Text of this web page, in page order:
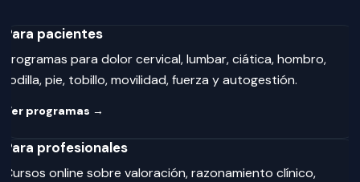
Para pacientes
Programas para dolor cervical, lumbar, ciática, hombro,
rodilla, pie, tobillo, movilidad, fuerza y autogestión.
Ver programas →
Para profesionales
Cursos online sobre valoración, razonamiento clínico,